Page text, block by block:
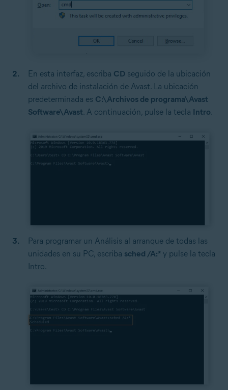
En esta interfaz, escriba CD seguido de la ubicación
del archivo de instalación de Avast. La ubicación
predeterminada es C:\Archivos de programa\Avast
Software\Avast. A continuación, pulse la tecla Intro.
Para programar un Análisis al arranque de todas las
unidades en su PC, escriba sched /A:* y pulse la tecla
Intro.